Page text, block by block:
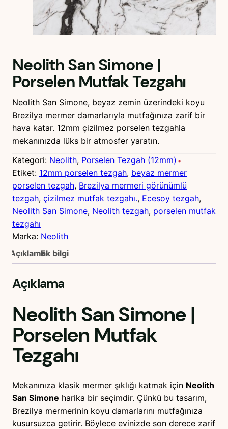
Neolith San Simone |
Porselen Mutfak Tezgahı
Neolith San Simone, beyaz zemin üzerindeki koyu
Brezilya mermer damarlarıyla mutfağınıza zarif bir
hava katar. 12mm çizilmez porselen tezgahla
mekanınızda lüks bir atmosfer yaratın.
Kategori: Neolith, Porselen Tezgah (12mm)
Etiket: 12mm porselen tezgah, beyaz mermer
porselen tezgah, Brezilya mermeri görünümlü
tezgah, çizilmez mutfak tezgahı., Ecesoy tezgah
Neolith San Simone, Neolith tezgah, porselen mutfak
tezgahı
Marka: Neolith
AçıklamaEk bilgi
Açıklama
Neolith San Simone|
Porselen Mutfak
Tezgahı
Mekanınıza klasik mermer şıklığı katmak için Neolith
San Simone harika bir seçimdir. Çünkü bu tasarım,
Brezilya mermerinin koyu damarlarını mutfağınıza
kusursuzca getirir. Böylece evinizde son derece zarif